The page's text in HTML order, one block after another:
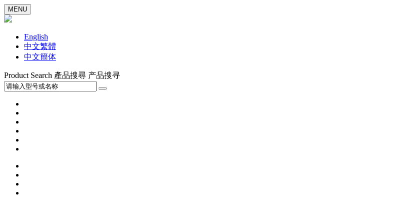
MENU
English
中文繁體
中文簡体
Product Search 產品搜尋 产品搜寻